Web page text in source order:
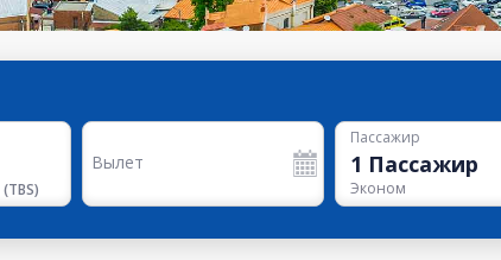
(TBS)
Вылет
Пассажир
1 Пассажир
Эконом